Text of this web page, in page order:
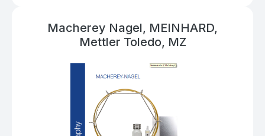
Macherey Nagel, MEINHARD,
Mettler Toledo, MZ